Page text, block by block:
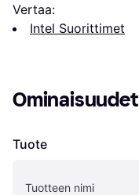
Vertaa:
Intel Suorittimet
Ominaisuudet
Tuote
Tuotteen nimi